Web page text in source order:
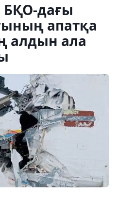
дағы
апатқа
алдын ала